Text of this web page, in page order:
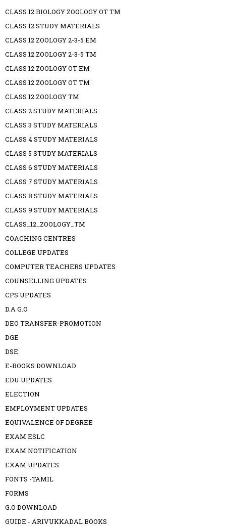
CLASS 12 BIOLOGY ZOOLOGY OT TM
CLASS 12 STUDY MATERIALS
CLASS 12 ZOOLOGY 2-3-5 EM
CLASS 12 ZOOLOGY 2-3-5 TM
CLASS 12 ZOOLOGY OT EM
CLASS 12 ZOOLOGY OT TM
CLASS 12 ZOOLOGY TM
CLASS 2 STUDY MATERIALS
CLASS 3 STUDY MATERIALS
CLASS 4 STUDY MATERIALS
CLASS 5 STUDY MATERIALS
CLASS 6 STUDY MATERIALS
CLASS 7 STUDY MATERIALS
CLASS 8 STUDY MATERIALS
CLASS 9 STUDY MATERIALS
CLASS_12_ZOOLOGY_TM
COACHING CENTRES
COLLEGE UPDATES
COMPUTER TEACHERS UPDATES
COUNSELLING UPDATES
CPS UPDATES
D.A G.O
DEO TRANSFER-PROMOTION
DGE
DSE
E-BOOKS DOWNLOAD
EDU UPDATES
ELECTION
EMPLOYMENT UPDATES
EQUIVALENCE OF DEGREE
EXAM ESLC
EXAM NOTIFICATION
EXAM UPDATES
FONTS -TAMIL
FORMS
G.O DOWNLOAD
GUIDE - ARIVUKKADAL BOOKS